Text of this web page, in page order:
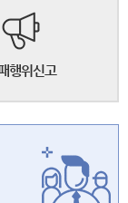
행위신고